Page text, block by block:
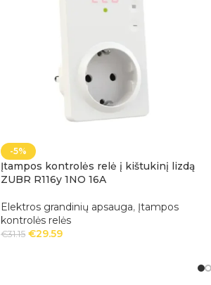
-5%
Įtampos kontrolės relė į kištukinį lizdą
ZUBR R116y 1NO 16A
Elektros grandinių apsauga, Įtampos
kontrolės relės
€31.15 €29.59